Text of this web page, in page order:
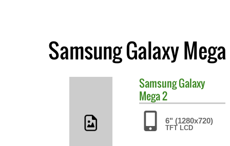
Samsung Galaxy
SamsungGalaxy
Mega 2
6" (1280x720)
TFT LCD